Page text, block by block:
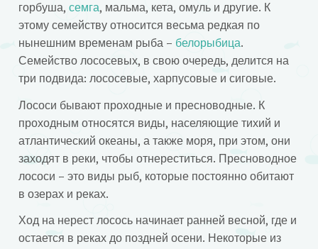
горбуша, семга, мальма, кета, омуль и другие. К
этому семейству относится весьма редкая по
нынешним временам рыба – белорыбица.
Семейство лососевых, в свою очередь, делится на
три подвида: лососевые, харпусовые и сиговые.
Лососи бывают проходные и пресноводные. К
проходным относятся виды, населяющие тихий и
атлантический океаны, а также моря, при этом, они
заходят в реки, чтобы отнереститься. Пресноводное
лососи – это виды рыб, которые постоянно обитают
в озерах и реках.
Ход на нерест лосось начинает ранней весной, где и
остается в реках до поздней осени. Некоторые из